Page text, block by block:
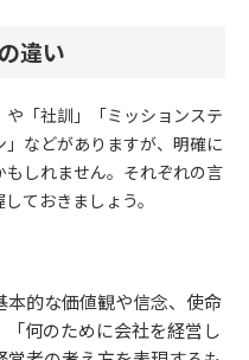
違い
「社訓」「ミッションステ
などがありますが、明確に
しれません。それぞれの言
ておきましょう。
的な価値観や信念、使命
何のために会社を経営し